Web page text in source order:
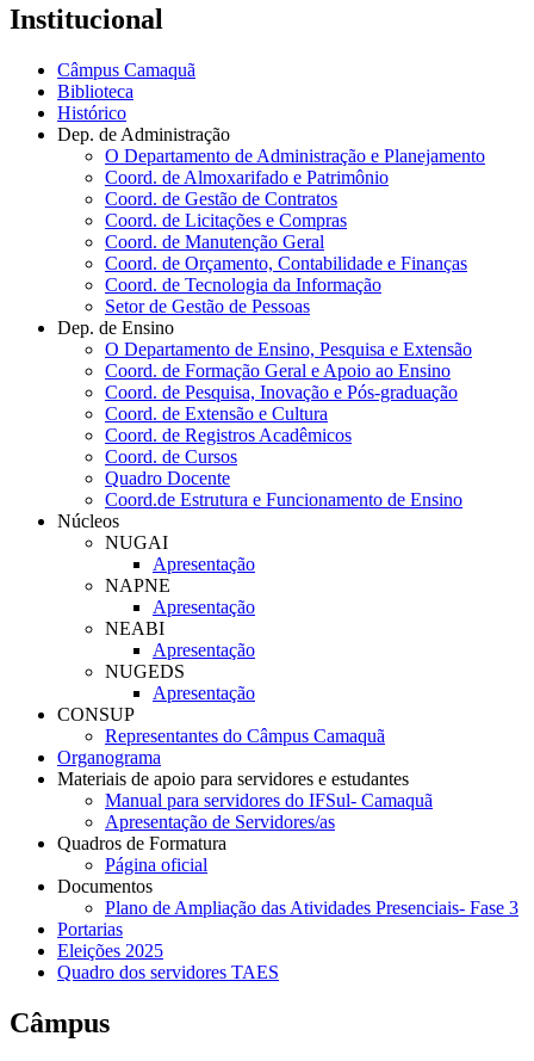
Institucional
Câmpus Camaquã
Biblioteca
Histórico
Dep. de Administração
O Departamento de Administração e Planejamento
Coord. de Almoxarifado e Patrimônio
Coord. de Gestão de Contratos
Coord. de Licitações e Compras
Coord. de Manutenção Geral
Coord. de Orçamento, Contabilidade e Finanças
Coord. de Tecnologia da Informação
Setor de Gestão de Pessoas
Dep. de Ensino
O Departamento de Ensino, Pesquisa e Extensão
Coord. de Formação Geral e Apoio ao Ensino
Coord. de Pesquisa, Inovação e Pós-graduação
Coord. de Extensão e Cultura
Coord. de Registros Acadêmicos
Coord. de Cursos
Quadro Docente
Coord.de Estrutura e Funcionamento de Ensino
Núcleos
NUGAI
Apresentação
NAPNE
Apresentação
NEABI
Apresentação
NUGEDS
Apresentação
CONSUP
Representantes do Câmpus Camaquã
Organograma
Materiais de apoio para servidores e estudantes
Manual para servidores do IFSul- Camaquã
Apresentação de Servidores/as
Quadros de Formatura
Página oficial
Documentos
Plano de Ampliação das Atividades Presenciais- Fase 3
Portarias
Eleições 2025
Quadro dos servidores TAES
Câmpus